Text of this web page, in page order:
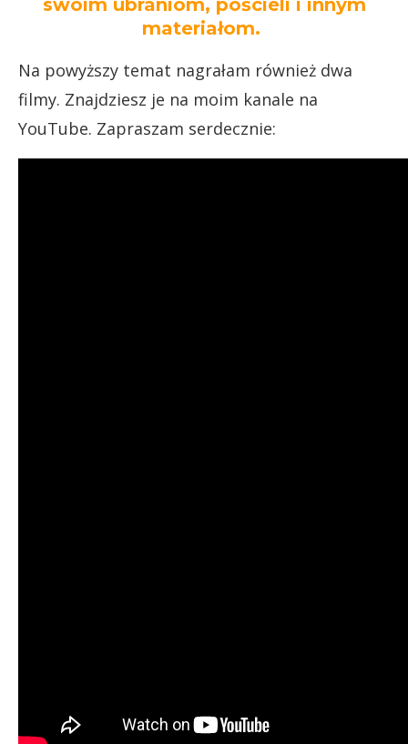
swoim ubraniom, pościeli i innym
materiałom.
Na powyższy temat nagrałam również dwa
filmy. Znajdziesz je na moim kanale na
YouTube. Zapraszam serdecznie: